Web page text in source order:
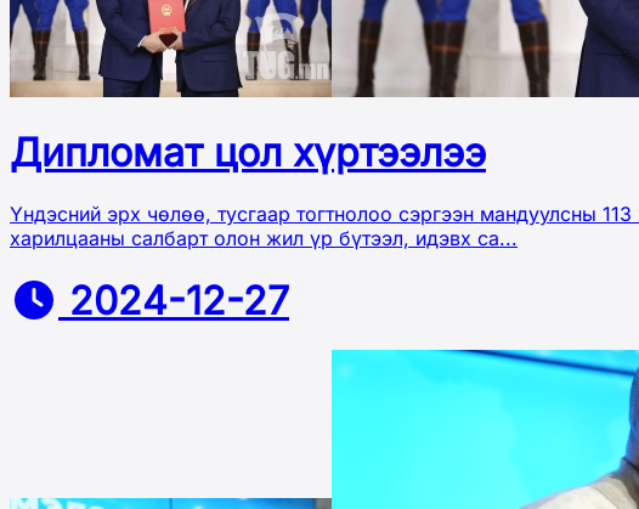
Дипломат цол хүртээлээ
Үндэсний эрх чөлөө, тусгаар тогтнолоо сэргээн мандуулсны
харилцааны салбарт олон жил үр бүтээл, идэвх са...
2024-12-27